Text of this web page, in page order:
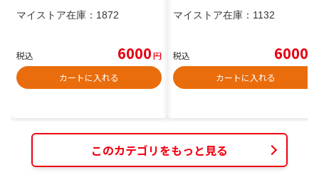
マイストア在庫： 1872
税込 6000円
カートに入れる
マイストア在庫： 1132
税込 6000
カートに入れる
このカテゴリをもっと見る